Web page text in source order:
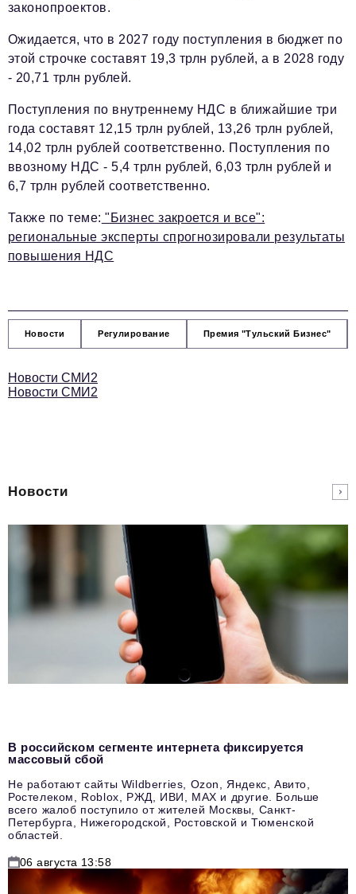
законопроектов.
Ожидается, что в 2027 году поступления в бюджет по
этой строчке составят 19,3 трлн рублей, а в 2028 году
- 20,71 трлн рублей.
Поступления по внутреннему НДС в ближайшие три
года составят 12,15 трлн рублей, 13,26 трлн рублей,
14,02 трлн рублей соответственно. Поступления по
ввозному НДС - 5,4 трлн рублей, 6,03 трлн рублей и
6,7 трлн рублей соответственно.
Также по теме: "Бизнес закроется и все":
региональные эксперты спрогнозировали результаты
повышения НДС
Новости Регулирование Премия "Тульский Бизнес"
Новости СМИ2
Новости СМИ2
Новости
В российском сегменте интернета фиксируется
массовый сбой
Не работают сайты Wildberries, Ozon, Яндекс, Авито,
Ростелеком, Roblox, РЖД, ИВИ, MAX и другие. Больше
всего жалоб поступило от жителей Москвы, Санкт-
Петербурга, Нижегородской, Ростовской и Тюменской
областей.
06 августа 13:58